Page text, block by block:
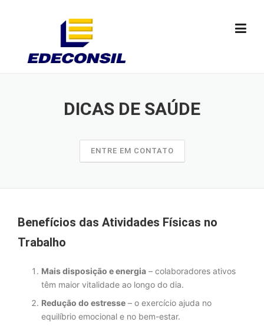
DICAS DE SAÚDE
ENTRE EM CONTATO
Benefícios das Atividades Físicas no
Trabalho
Mais disposição e energia – colaboradores ativos
têm maior vitalidade ao longo do dia.
Redução do estresse – o exercício ajuda no
equilíbrio emocional e no bem-estar.